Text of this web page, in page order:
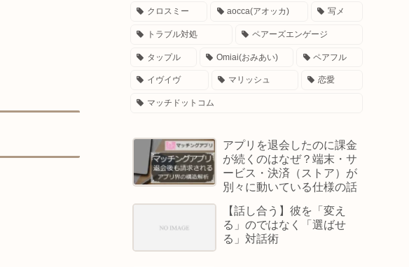
クロスミー aocca(アオッカ) 写メ
トラブル対処 ペアーズエンゲージ
タップル Omiai(おみあい) ペアフル
イヴイヴ マリッシュ 恋愛
マッチドットコム
アプリを退会したのに課金
が続くのはなぜ？端末・サ
ービス・決済（ストア）が
別々に動いている仕様の話
【話し合う】彼を「変え
る」のではなく「選ばせ
る」対話術